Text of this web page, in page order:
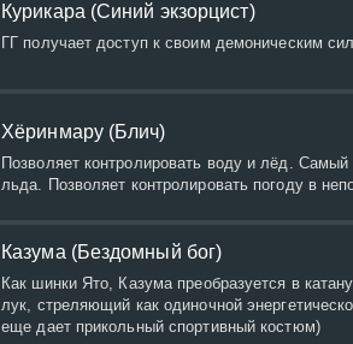
Курикара (Синий экзорцист)
ГГ получает доступ к своим демоническим
Хёринмару (Блич)
Позволяет контролировать воду и лёд.
льда. Позволяет контролировать погоду в
Казума (Бездомный бог)
Как шинки Ято, Казума преобразуется в
лук, стреляющий как одиночной
еще дает прикольный спортивный костюм)